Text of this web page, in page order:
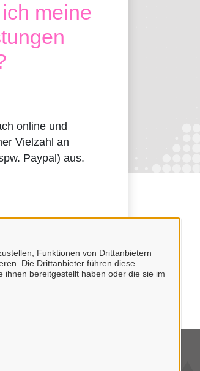
Funktionen von Drittanbietern
Die Drittanbieter führen diese
ihnen bereitgestellt haben oder die sie im
meine
online und
Vielzahl an
Paypal) aus.